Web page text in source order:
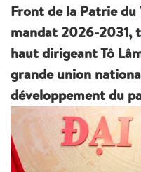
Front de la Patrie
mandat 2026-2031,
haut dirigeant Tô
grande union
développement du